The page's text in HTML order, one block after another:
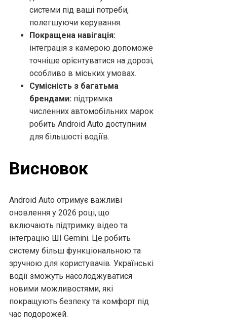
системи під ваші потреби,
полегшуючи керування.
Покращена навігація:
інтеграція з камерою допоможе
точніше орієнтуватися на дорозі,
особливо в міських умовах.
Сумісність з багатьма
брендами: підтримка
численних автомобільних марок
робить Android Auto доступним
для більшості водіїв.
Висновок
Android Auto отримує важливі
оновлення у 2026 році, що
включають підтримку відео та
інтеграцію ШІ Gemini. Це робить
систему більш функціональною та
зручною для користувачів. Українські
водії зможуть насолоджуватися
новими можливостями, які
покращують безпеку та комфорт під
час подорожей.